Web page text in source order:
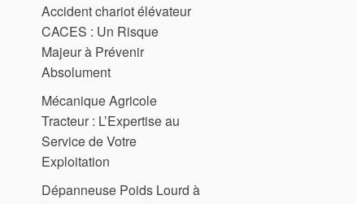
Accident chariot élévateur
CACES : Un Risque
Majeur à Prévenir
Absolument
Mécanique Agricole
Tracteur : L’Expertise au
Service de Votre
Exploitation
Dépanneuse Poids Lourd à